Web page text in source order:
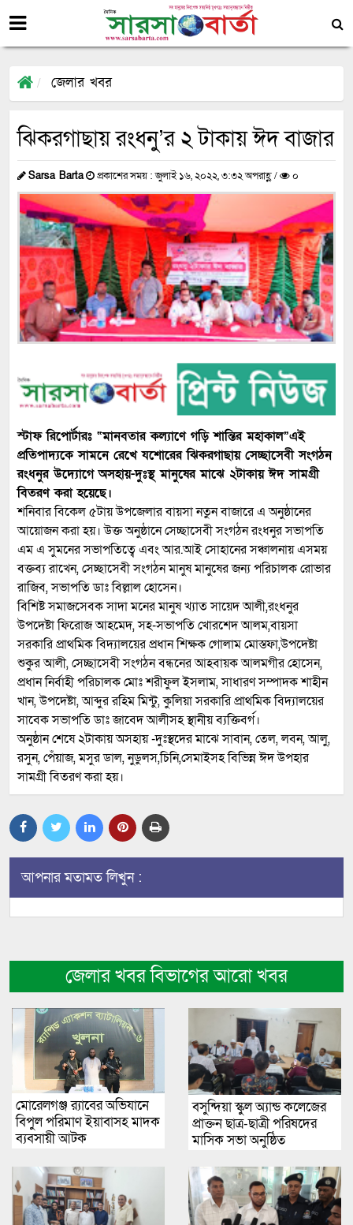
জেলার খবর
ঝিকরগাছায় রংধনু’র ২ টাকায় ঈদ বাজার
Sarsa Barta প্রকাশের সময় : জুলাই ১৬, ২০২২, ৩:৩২ অপরাহ্ণ / ০
স্টাফ রিপোর্টারঃ “মানবতার কল্যাণে গড়ি শান্তির মহাকাল”এই
প্রতিপাদ্যকে সামনে রেখে যশোরের ঝিকরগাছায় সেচ্ছাসেবী সংগঠন
রংধনুর উদ্যোগে অসহায়-দুঃস্থ মানুষের মাঝে ২টাকায় ঈদ সামগ্রী
বিতরণ করা হয়েছে।
শনিবার বিকেল ৫টায় উপজেলার বায়সা নতুন বাজারে এ অনুষ্ঠানের
আয়োজন করা হয়। উক্ত অনুষ্ঠানে সেচ্ছাসেবী সংগঠন রংধনুর সভাপতি
এম এ সুমনের সভাপতিত্বে এবং আর.আই সোহানের সঞ্চালনায় এসময়
বক্তব্য রাখেন, সেচ্ছাসেবী সংগঠন মানুষ মানুষের জন্য পরিচালক রোভার
রাজিব, সভাপতি ডাঃ বিল্লাল হোসেন।
বিশিষ্ট সমাজসেবক সাদা মনের মানুষ খ্যাত সায়েদ আলী,রংধনুর
উপদেষ্টা ফিরোজ আহমেদ, সহ-সভাপতি খোরশেদ আলম,বায়সা
সরকারি প্রাথমিক বিদ্যালয়ের প্রধান শিক্ষক গোলাম মোস্তফা,উপদেষ্টা
শুকুর আলী, সেচ্ছাসেবী সংগঠন বন্ধনের আহবায়ক আলমগীর হোসেন,
প্রধান নির্বাহী পরিচালক মোঃ শরীফুল ইসলাম, সাধারণ সম্পাদক শাহীন
খান, উপদেষ্টা, আব্দুর রহিম মিন্টু, কুলিয়া সরকারি প্রাথমিক বিদ্যালয়ের
সাবেক সভাপতি ডাঃ জাবেদ আলীসহ স্থানীয় ব্যক্তিবর্গ।
অনুষ্ঠান শেষে ২টাকায় অসহায় -দুঃস্থদের মাঝে সাবান, তেল, লবন, আলু,
রসুন, পেঁয়াজ, মসুর ডাল, নুডুলস,চিনি,সেমাইসহ বিভিন্ন ঈদ উপহার
সামগ্রী বিতরণ করা হয়।
আপনার মতামত লিখুন :
জেলার খবর বিভাগের আরো খবর
মোরেলগঞ্জ র‍্যাবের অভিযানে
বিপুল পরিমাণ ইয়াবাসহ মাদক
ব্যবসায়ী আটক
বসুন্দিয়া স্কুল অ্যান্ড কলেজের
প্রাক্তন ছাত্র-ছাত্রী পরিষদের
মাসিক সভা অনুষ্ঠিত